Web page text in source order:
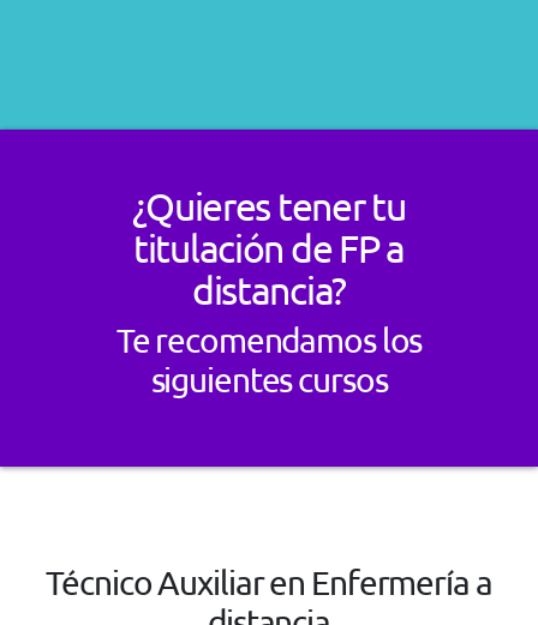
¿Quieres tener tu
titulación de FP a
distancia?
Te recomendamos los
siguientes cursos
Técnico Auxiliar en Enfermería a